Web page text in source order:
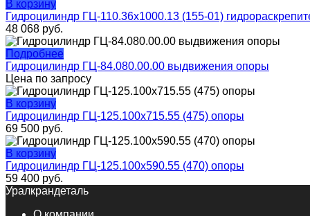
В корзину
Гидроцилиндр ГЦ-110.36х1000.13 (155-01)
48 068 руб.
Подробнее
Гидроцилиндр ГЦ-84.080.00.00 выдвижения опоры
Цена по запросу
В корзину
Гидроцилиндр ГЦ-125.100х715.55 (475) опоры
69 500 руб.
В корзину
Гидроцилиндр ГЦ-125.100х590.55 (470) опоры
59 400 руб.
Уралкрандеталь